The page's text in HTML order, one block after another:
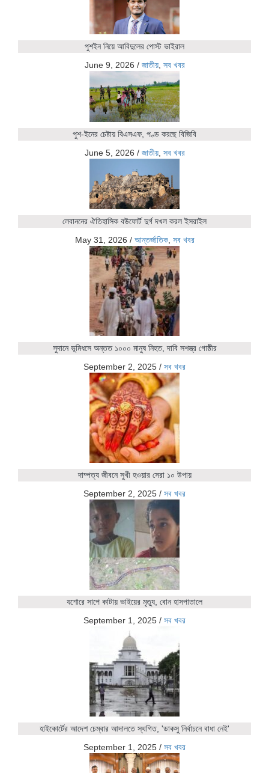
পুশইন নিয়ে আবিদুলের পোস্ট ভাইরাল
June 9, 2026 / জাতীয়, সব খবর
পুশ-ইনের চেষ্টায় বিএসএফ, পণ্ড করছে বিজিবি
June 5, 2026 / জাতীয়, সব খবর
লেবাননের ঐতিহাসিক বউফোর্ট দুর্গ দখল করল ইসরাইল
May 31, 2026 / আন্তর্জাতিক, সব খবর
সুদানে ভূমিধসে অন্তত ১০০০ মানুষ নিহত, দাবি সশস্ত্র গোষ্ঠীর
September 2, 2025 / সব খবর
দাম্পত্য জীবনে সুখী হওয়ার সেরা ১০ উপায়
September 2, 2025 / সব খবর
যশোরে সাপে কাটায় ভাইয়ের মৃত্যু, বোন হাসপাতালে
September 1, 2025 / সব খবর
হাইকোর্টের আদেশ চেম্বার আদালতে স্থগিত, 'ডাকসু নির্বাচনে বাধা নেই'
September 1, 2025 / সব খবর